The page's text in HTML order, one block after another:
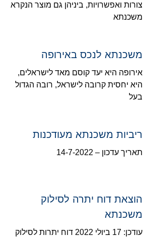
צורות ואפשרויות, ביניהן גם מוצר הנקרא
משכנתא
משכנתא לנכס באירופה
אירופה היא יעד קוסם מאד לישראלים,
היא יחסית קרובה לישראל, רובה הגדול
בעל
ריביות משכנתא מעודכנות
תאריך עדכון – 14-7-2022
הוצאת דוח יתרה לסילוק
משכנתא
עודכן: 17 ביולי 2022 דוח יתרות לסילוק